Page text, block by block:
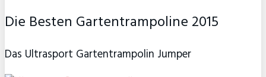
Die Besten Gartentrampoline 2015
Das Ultrasport Gartentrampolin Jumper